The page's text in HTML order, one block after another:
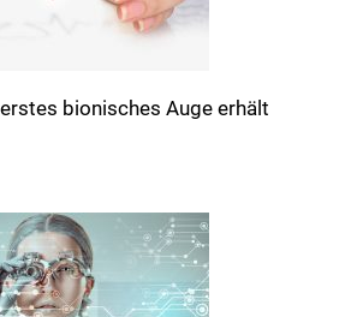
bionisches Auge erhält